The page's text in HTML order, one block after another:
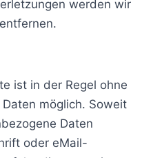
werden wir
ist in der Regel ohne
möglich. Soweit
Daten
oder eMail-